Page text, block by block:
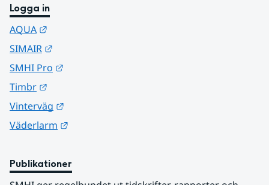
Logga in
AQUA
SIMAIR
SMHI Pro
Timbr
Vinterväg
Väderlarm
Publikationer